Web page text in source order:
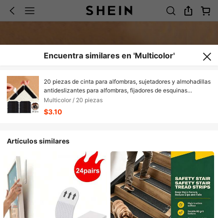
Encuentra similares en 'Multicolor'
20 piezas de cinta para alfombras, sujetadores y almohadillas
antideslizantes para alfombras, fijadores de esquinas
lavables y extraíbles con doble cara anti-enrollamiento,
adecuados para pisos de madera y superficies de
baldosas/cerámica
Multicolor / 20 piezas
$3.10
Artículos similares